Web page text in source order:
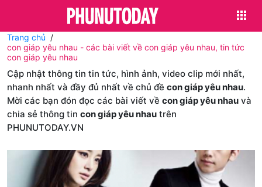
Trang chủ
con giáp yêu nhau - các bài viết về con giáp yêu nhau, tin tức
con giáp yêu nhau
Cập nhật thông tin tin tức, hình ảnh, video clip mới nhất,
nhanh nhất và đầy đủ nhất về chủ đề con giáp yêu nhau.
Mời các bạn đón đọc các bài viết về con giáp yêu nhau và
chia sẻ thông tin con giáp yêu nhau trên
PHUNUTODAY.VN